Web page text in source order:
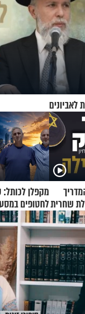
לאביונים
שחרית
מקפלן לכותל:
לחטופים